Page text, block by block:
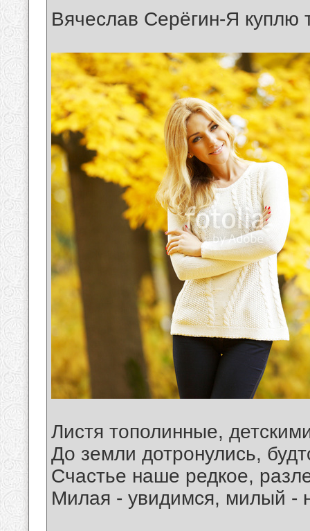
Вячеслав Серёгин-Я куплю
Листя тополинные,
До земли дотронулись,
Счастье наше редкое,
Милая - увидимся, милый -